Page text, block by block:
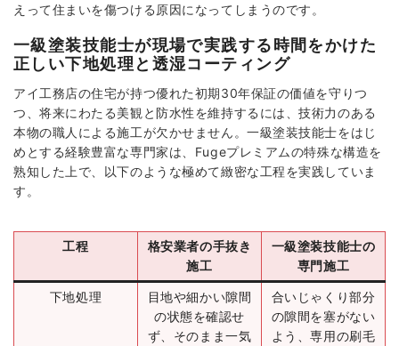
えって住まいを傷つける原因になってしまうのです。
一級塗装技能士が現場で実践する時間をかけた
正しい下地処理と透湿コーティング
アイ工務店の住宅が持つ優れた初期30年保証の価値を守りつ
つ、将来にわたる美観と防水性を維持するには、技術力のある
本物の職人による施工が欠かせません。一級塗装技能士をはじ
めとする経験豊富な専門家は、Fugeプレミアムの特殊な構造を
熟知した上で、以下のような極めて緻密な工程を実践していま
す。
工程
格安業者の手抜き
施工
一級塗装技能士の
専門施工
下地処理
目地や細かい隙間
の状態を確認せ
ず、そのまま一気
合いじゃくり部分
の隙間を塞がない
よう、専用の刷毛